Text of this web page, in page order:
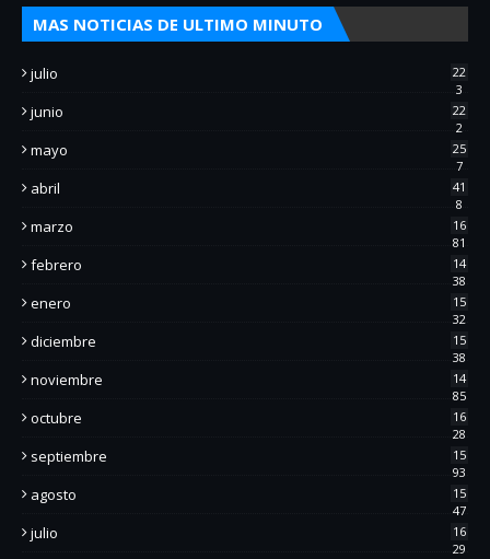
MAS NOTICIAS DE ULTIMO MINUTO
julio
22
3
junio
22
2
mayo
25
7
abril
41
8
marzo
16
81
febrero
14
38
enero
15
32
diciembre
15
38
noviembre
14
85
octubre
16
28
septiembre
15
93
agosto
15
47
julio
16
29